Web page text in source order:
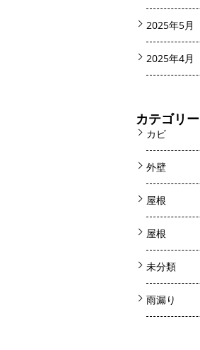
2025年5月
2025年4月
カテゴリー
カビ
外壁
屋根
屋根
未分類
雨漏り